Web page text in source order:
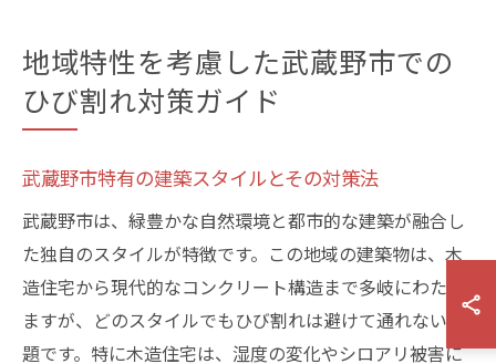
地域特性を考慮した武蔵野市での
ひび割れ対策ガイド
武蔵野市特有の建築スタイルとその対策法
武蔵野市は、緑豊かな自然環境と都市的な建築が融合し
た独自のスタイルが特徴です。この地域の建築物は、木
造住宅から現代的なコンクリート構造まで多岐にわたり
ますが、どのスタイルでもひび割れは避けて通れない問
題です。特に木造住宅は、湿度の変化やシロアリ被害に